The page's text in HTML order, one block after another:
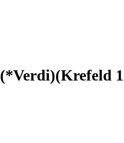
(*Verdi)(Krefeld